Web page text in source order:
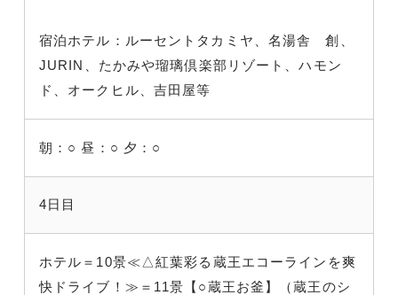
宿泊ホテル：ルーセントタカミヤ、名湯舎 創、
JURIN、たかみや瑠璃倶楽部リゾート、ハモン
ド、オークヒル、吉田屋等
朝：○ 昼：○ 夕：○
4日目
ホテル＝10景≪△紅葉彩る蔵王エコーラインを爽
快ドライブ！≫＝11景【○蔵王お釜】（蔵王のシ